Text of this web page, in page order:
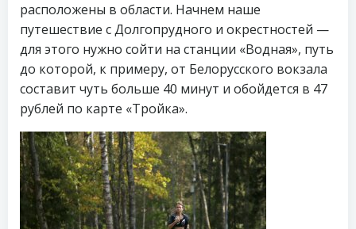
расположены в области. Начнем наше
путешествие с Долгопрудного и окрестностей —
для этого нужно сойти на станции «Водная», путь
до которой, к примеру, от Белорусского вокзала
составит чуть больше 40 минут и обойдется в 47
рублей по карте «Тройка».